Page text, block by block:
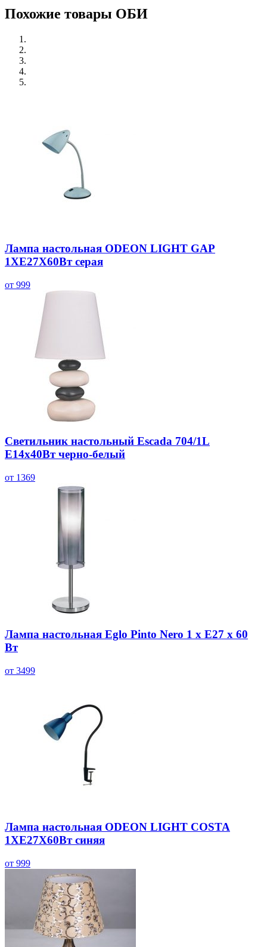
Похожие товары ОБИ
Лампа настольная ODEON LIGHT GAP
1ХЕ27Х60Вт серая
от 999
Светильник настольный Escada 704/1L
E14x40Вт черно-белый
от 1369
Лампа настольная Eglo Pinto Nero 1 х E27 х 60
Вт
от 3499
Лампа настольная ODEON LIGHT COSTA
1ХЕ27Х60Вт синяя
от 999